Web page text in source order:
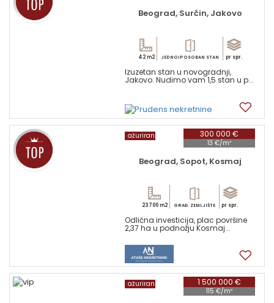
Beograd, Surčin, Jakovo
42 m2 JEDNOIPOSOBAN STAN pr spr.
Izuzetan stan u novogradnji,
Jakovo. Nudimo vam 1,5 stan u p...
300 000 €
13 €/m²
ažuriran
Beograd, Sopot, Kosmaj
23700 m2 GRAĐ. ZEMLJIŠTE pr spr.
Odlična investicija, plac površine
2,37 ha u podnožju Kosmaj...
1 500 000 €
115 €/m²
ažuriran